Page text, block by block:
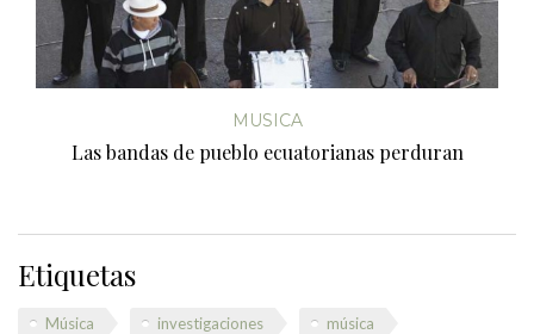
MUSICA
Las bandas de pueblo ecuatorianas perduran
Etiquetas
Música investigaciones música